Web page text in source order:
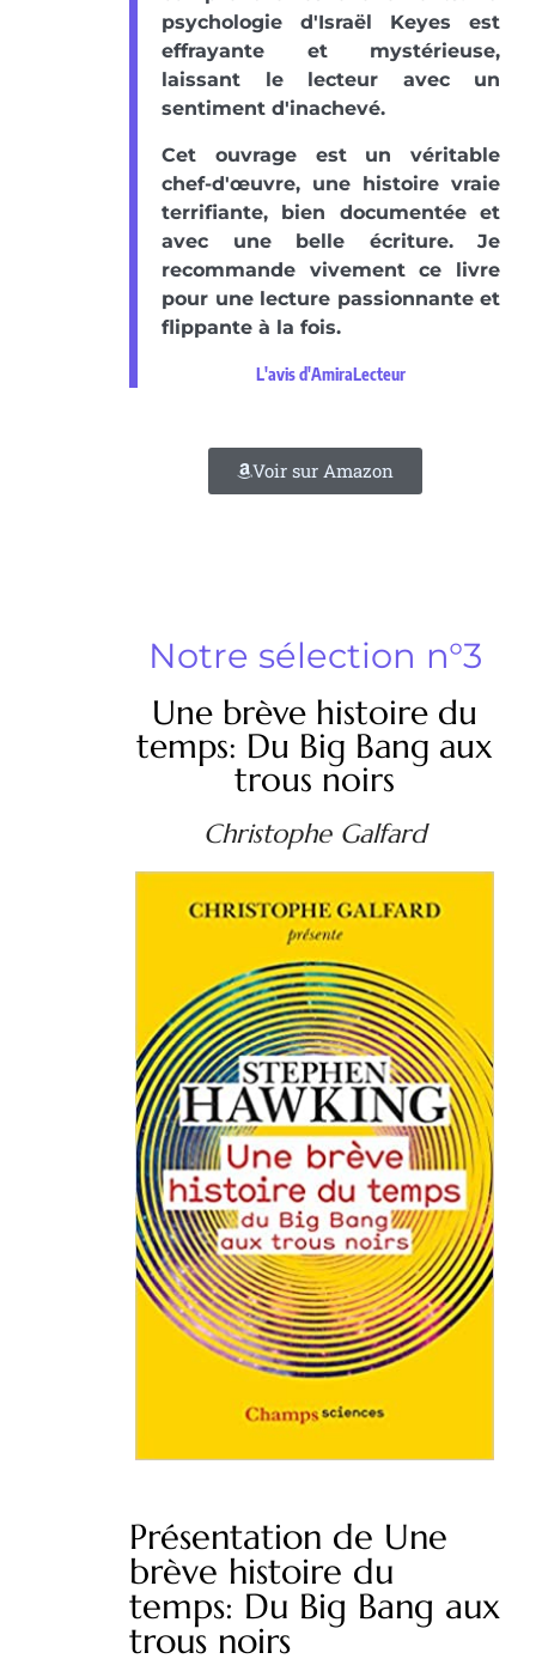
psychologie d'Israël Keyes est
effrayante et mystérieuse,
laissant le lecteur avec un
sentiment d'inachevé.
Cet ouvrage est un véritable
chef-d'œuvre, une histoire vraie
terrifiante, bien documentée et
avec une belle écriture. Je
recommande vivement ce livre
pour une lecture passionnante et
flippante à la fois.
L'avis d'AmiraLecteur
Voir sur Amazon
Notre sélection n°3
Une brève histoire du
temps: Du Big Bang aux
trous noirs
Christophe Galfard
Présentation de Une
brève histoire du
temps: Du Big Bang aux
trous noirs